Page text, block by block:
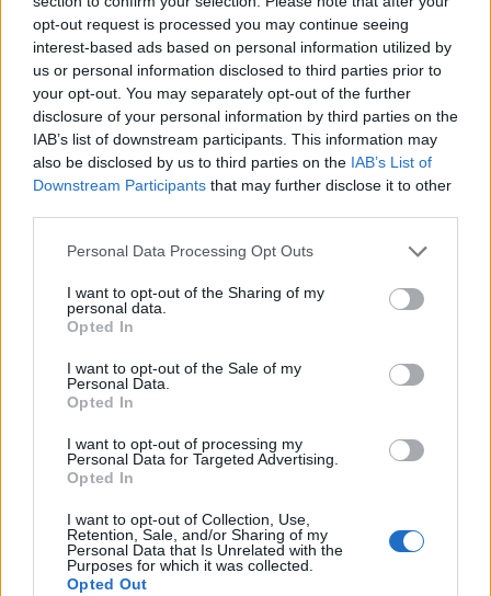
opt-out request is processed you may continue seeing
interest-based ads based on personal information utilized by
us or personal information disclosed to third parties prior to
your opt-out. You may separately opt-out of the further
disclosure of your personal information by third parties on the
IAB’s list of downstream participants. This information may
also be disclosed by us to third parties on the IAB’s List of
Downstream Participants that may further disclose it to other
Personal Data Processing Opt Outs
I want to opt-out of the Sharing of my
personal data.
Opted In
I want to opt-out of the Sale of my
Personal Data.
Opted In
I want to opt-out of processing my
Personal Data for Targeted Advertising.
Opted In
I want to opt-out of Collection, Use,
Retention, Sale, and/or Sharing of my
Personal Data that Is Unrelated with the
Purposes for which it was collected.
Opted Out
Tāpat bērniem patīk klausīties vecāku pašu
pieredzē – kā viņiem pašiem kādreiz gājis
treniņos. Mamma vai tētis var pastāstīt, kā
savukārt vecāki viņiem lika iet uz treniņiem, lai
tieši tāpēc tagad viņi negrib likt bērnam par
katru cenu apmeklēt treniņu, vienlaikus
paskaidrojot, kādi būs zaudējumi, ja mazais
sportists vairākas nodarbības izlaidīs. Citi būs
trenējušies, iespējams, apguvuši jaunas iemaņas,